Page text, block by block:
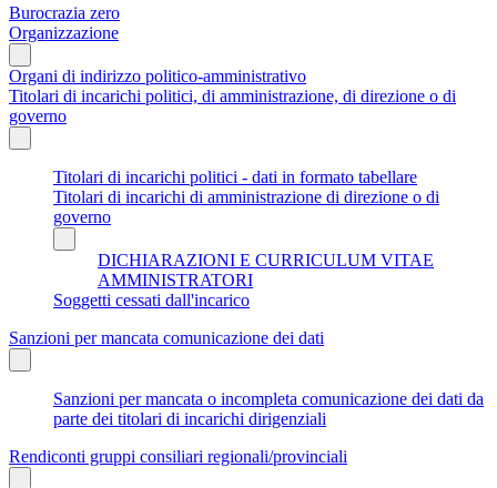
Burocrazia zero
Organizzazione
Organi di indirizzo politico-amministrativo
Titolari di incarichi politici, di amministrazione, di direzione o di
governo
Titolari di incarichi politici - dati in formato tabellare
Titolari di incarichi di amministrazione di direzione o di
governo
DICHIARAZIONI E CURRICULUM VITAE
AMMINISTRATORI
Soggetti cessati dall'incarico
Sanzioni per mancata comunicazione dei dati
Sanzioni per mancata o incompleta comunicazione dei dati da
parte dei titolari di incarichi dirigenziali
Rendiconti gruppi consiliari regionali/provinciali